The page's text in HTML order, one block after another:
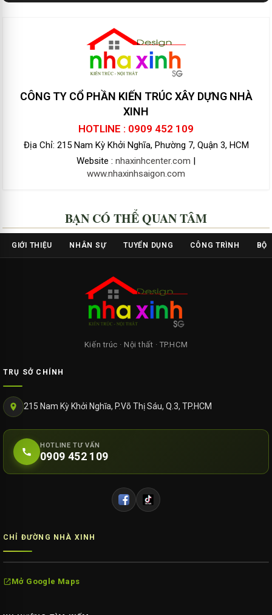
CÔNG TY CỔ PHẦN KIẾN TRÚC XÂY DỰNG NHÀ
XINH
HOTLINE : 0909 452 109
Địa Chỉ: 215 Nam Kỳ Khởi Nghĩa, Phường 7, Quận 3, HCM
Website : nhaxinhcenter.com |
www.nhaxinhsaigon.com
BẠN CÓ THỂ QUAN TÂM
GIỚI THIỆU NHÂN SỰ TUYỂN DỤNG CÔNG TRÌNH BỘ
Kiến trúc · Nội thất · TP.HCM
TRỤ SỞ CHÍNH
215 Nam Kỳ Khởi Nghĩa, P.Võ Thị Sáu, Q.3, TP.HCM
HOTLINE TƯ VẤN
0909 452 109
CHỈ ĐƯỜNG NHÀ XINH
Mở Google Maps